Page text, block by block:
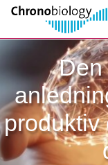
Den
produktiv